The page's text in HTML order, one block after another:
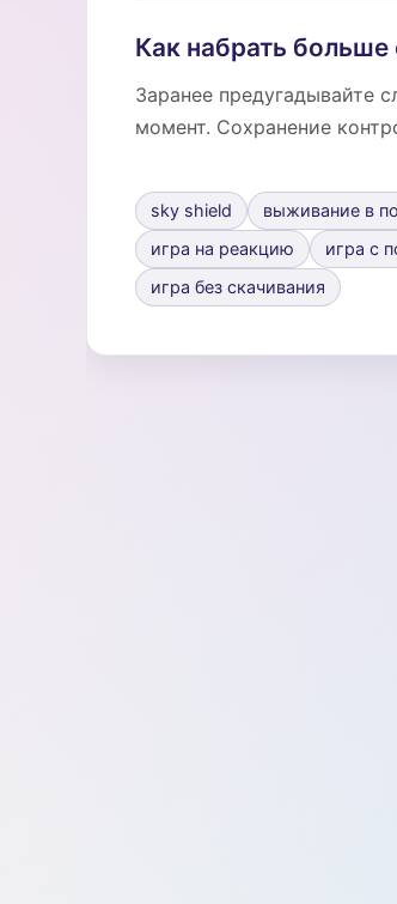
Как набрать больше
Заранее предугадывайте
момент. Сохранение
sky shield выживание в
игра на реакцию
игра с
игра без скачивания